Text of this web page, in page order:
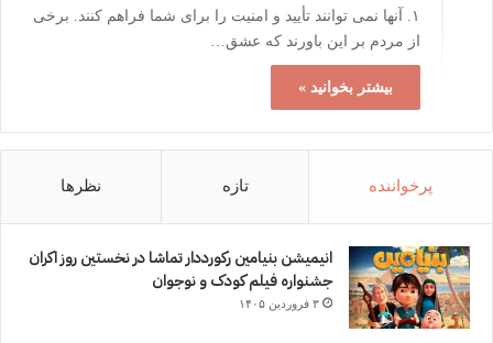
۱. آنها نمی توانند تأیید و امنیت را برای شما فراهم کنند. برخی
از مردم بر این باورند که عشق…
بیشتر بخوانید »
پرخواننده تازه نظرها
انیمیشن بنیامین رکورددار تماشا در نخستین روز اکران‌
جشنواره فیلم کودک و نوجوان
۳ فروردین ۱۴۰۵